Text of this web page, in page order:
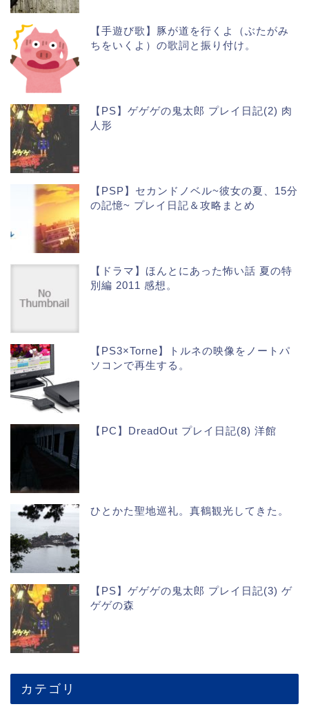
【手遊び歌】豚が道を行くよ（ぶたがみ
ちをいくよ）の歌詞と振り付け。
【PS】ゲゲゲの鬼太郎 プレイ日記(2) 肉
人形
【PSP】セカンドノベル~彼女の夏、15分
の記憶~ プレイ日記＆攻略まとめ
【ドラマ】ほんとにあった怖い話 夏の特
別編 2011 感想。
【PS3×Torne】トルネの映像をノートパ
ソコンで再生する。
【PC】DreadOut プレイ日記(8) 洋館
ひとかた聖地巡礼。真鶴観光してきた。
【PS】ゲゲゲの鬼太郎 プレイ日記(3) ゲ
ゲゲの森
カテゴリ